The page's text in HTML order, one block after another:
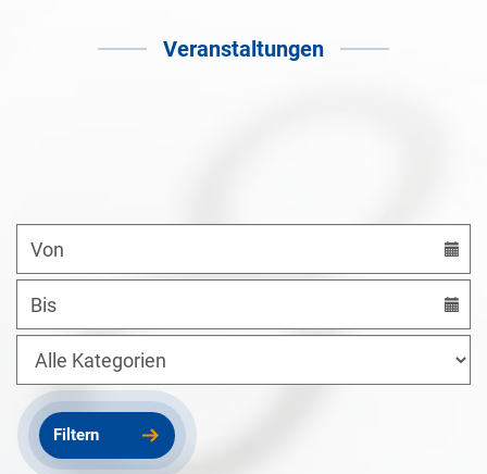
Veranstaltungen
von
bis
Filtern